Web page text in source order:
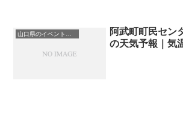
阿武町町民セン
の天気予報｜気